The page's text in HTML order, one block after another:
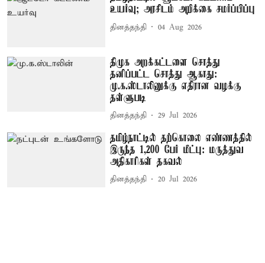
உயர்வு; அரசிடம் அறிக்கை சமர்ப்பிப்பு
தினத்தந்தி 04 Aug 2026
திமுக அறக்கட்டளை சொத்து
தனிப்பட்ட சொத்து ஆகாது:
மு.க.ஸ்டாலினுக்கு எதிரான வழக்கு
தள்ளுபடி
தினத்தந்தி 29 Jul 2026
தமிழ்நாட்டில் தற்கொலை எண்ணத்தில்
இருந்த 1,200 பேர் மீட்பு: மருத்துவ
அதிகாரிகள் தகவல்
தினத்தந்தி 20 Jul 2026